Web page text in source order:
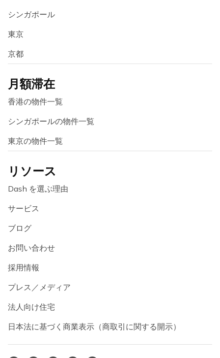
シンガポール
東京
京都
月額滞在
香港の物件一覧
シンガポールの物件一覧
東京の物件一覧
リソース
Dash を選ぶ理由
サービス
ブログ
お問い合わせ
採用情報
プレス／メディア
法人向け住宅
日本法に基づく商業表示（商取引に関する開示）